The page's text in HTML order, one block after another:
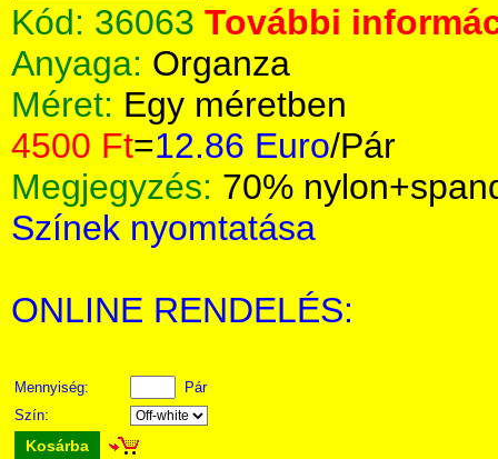
Kód: 36063 További
Anyaga: Organza
Méret: Egy méretben
4500 Ft=12.86 Euro/Pár
Megjegyzés: 70%
Színek nyomtatása
ONLINE RENDELÉS:
Mennyiség:
Pár
Szín:
Kosárba